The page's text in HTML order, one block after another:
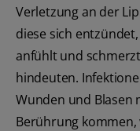
Verletzung an der
diese sich
anfühlt und
hindeuten.
Wunden und Blasen
Berührung